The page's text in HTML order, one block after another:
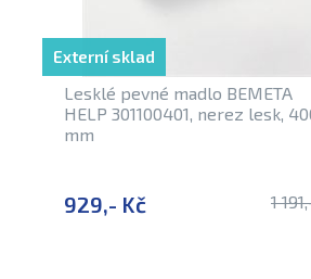
Lesklé pevné madlo BEMETA
HELP 301100401, nerez lesk,
mm
929,- Kč 1
Externí sklad